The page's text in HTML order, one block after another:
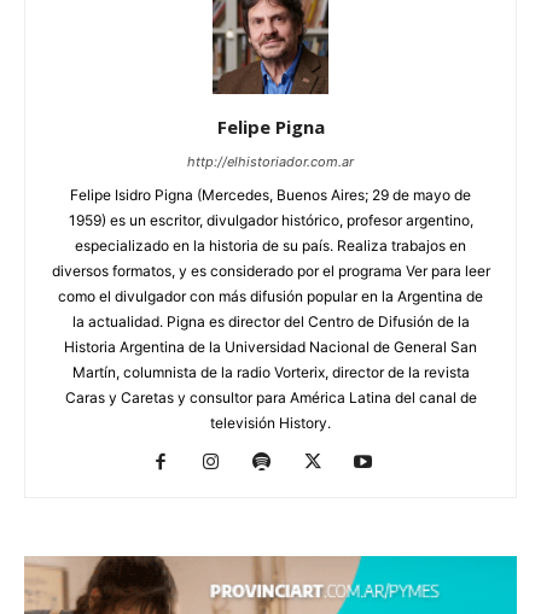
Felipe Pigna
http://elhistoriador.com.ar
Felipe Isidro Pigna (Mercedes, Buenos Aires; 29 de mayo de
1959) es un escritor, divulgador histórico, profesor argentino,
especializado en la historia de su país. Realiza trabajos en
diversos formatos, y es considerado por el programa Ver para leer
como el divulgador con más difusión popular en la Argentina de
la actualidad. Pigna es director del Centro de Difusión de la
Historia Argentina de la Universidad Nacional de General San
Martín, columnista de la radio Vorterix, director de la revista
Caras y Caretas y consultor para América Latina del canal de
televisión History.